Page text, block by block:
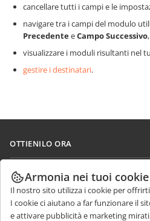
cancellare tutti i campi e le
navigare tra i campi del modulo
PrecedenteeCampo Successivo,
visualizzare i moduli risultanti nel
gestire i destinatari.
OTTIENILO ORA
Docs
DocSpace
Workspace
COLLABORA
Per i contributori
Per i traduttori
RICEVI NOTIZIE
Armonia nei tuoi cookie
Il nostro sito utilizza i cookie per
I cookie ci aiutano a far funzionare il
e attivare pubblicità e marketing